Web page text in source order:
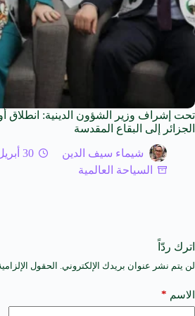
تحت إشراف وزير الشؤون الدينية: انطلاق
الجزائر إلى البقاع المقدسة
شيماء سيف الدين
30 أبريل 2026
السياحة العالمية
اترك ردّاً
لن يتم نشر عنوان بريدك الإلكتروني. الحقول
الاسم *
A
t
e